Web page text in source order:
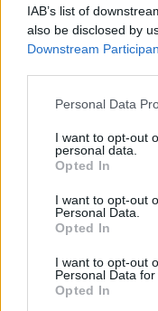
IAB’s list of
also be disclosed by
Downstream
Please note that this
not limited to your
grant or deny
use your data for
consent section.
Personal Data
I want to opt-out
personal data.
Opted In
I want to opt-out
Personal Data.
Opted In
I want to opt-out
Personal Data for
Opted In
FINANZA
Reparti aeronavali
territorio e contrasto